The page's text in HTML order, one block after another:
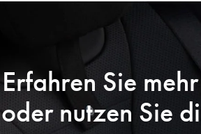
Erfahren Sie
oder nutzen Sie